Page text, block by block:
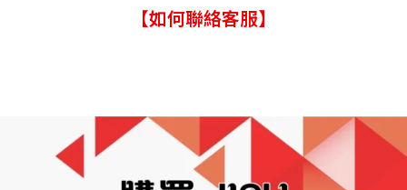
【如何聯絡客服】